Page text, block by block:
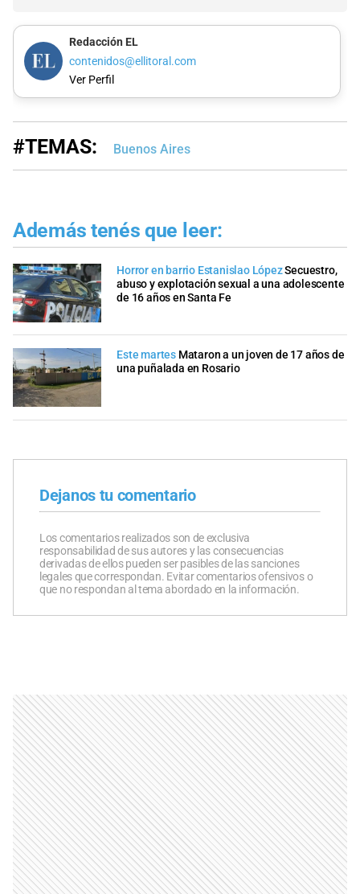
Redacción EL
contenidos@ellitoral.com
Ver Perfil
#TEMAS: Buenos Aires
Además tenés que leer:
Horror en barrio Estanislao LópezSecuestro,
abuso y explotación sexual a una adolescente
de 16 años en Santa Fe
Este martes Mataron a un joven de 17 años de
una puñalada en Rosario
Dejanos tu comentario
Los comentarios realizados son de exclusiva
responsabilidad de sus autores y las consecuencias
derivadas de ellos pueden ser pasibles de las sanciones
legales que correspondan. Evitar comentarios ofensivos o
que no respondan al tema abordado en la información.